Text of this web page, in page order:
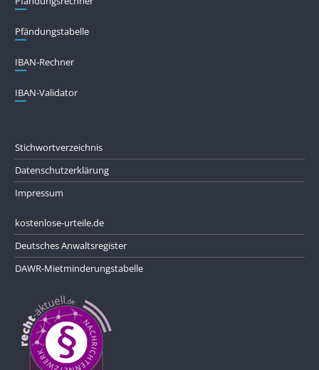
Pfändungs­tabelle
IBAN-Rechner
IBAN-Validator
Stichwortverzeichnis
Datenschutzerklärung
Impressum
kostenlose-urteile.de
Deutsches Anwaltsregister
DAWR-Mietminderungstabelle